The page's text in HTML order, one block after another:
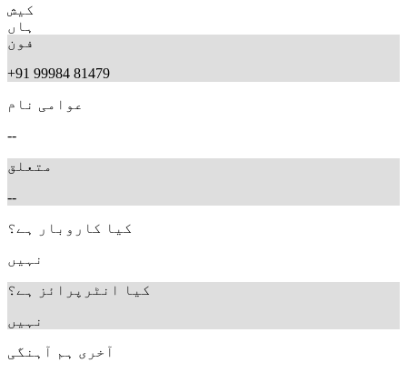
کیش
ہاں
فون
+91 99984 81479
عوامی نام
--
متعلق
--
کیا کاروبار ہے؟
نہیں
کیا انٹرپرائز ہے؟
نہیں
آخری ہم آہنگی